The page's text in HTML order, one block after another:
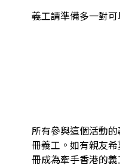
義工請準備多一對
所有參與這個活動
冊義工。如有親友
冊成為牽手香港的